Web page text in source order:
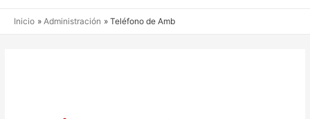
Inicio Administración Teléfono de Amb